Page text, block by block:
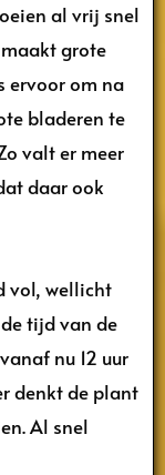
al vrij snel
maakt grote
ervoor om na
bladeren te
valt er meer
daar ook
vol, wellicht
tijd van de
nu 12 uur
denkt de plant
Al snel